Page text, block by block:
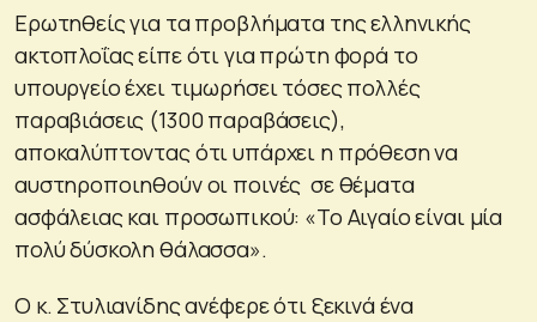
Ερωτηθείς για τα προβλήματα της ελληνικής
ακτοπλοΐας είπε ότι για πρώτη φορά το
υπουργείο έχει τιμωρήσει τόσες πολλές
παραβιάσεις (1300 παραβάσεις),
αποκαλύπτοντας ότι υπάρχει η πρόθεση να
αυστηροποιηθούν οι ποινές σε θέματα
ασφάλειας και προσωπικού: «Το Αιγαίο είναι μία
πολύ δύσκολη θάλασσα».
Ο κ. Στυλιανίδης ανέφερε ότι ξεκινά ένα